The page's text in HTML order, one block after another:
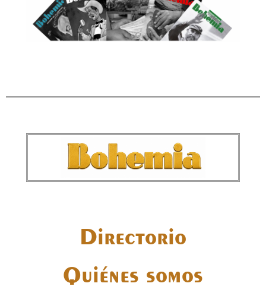
Directorio
Quiénes somos